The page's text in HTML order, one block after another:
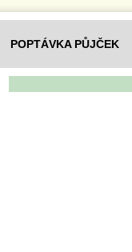
POPTÁVKA PŮJČEK